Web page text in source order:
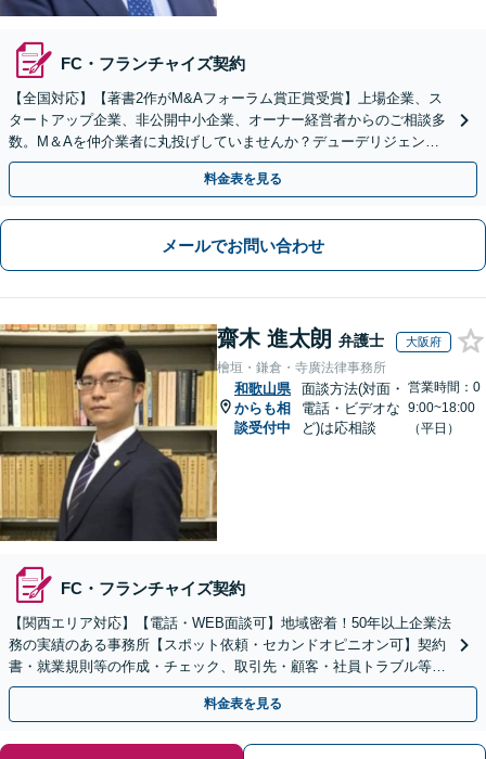
FC・フランチャイズ契約
【全国対応】【著書2作がM&Aフォーラム賞正賞受賞】上場企業、ス
タートアップ企業、非公開中小企業、オーナー経営者からのご相談多
数。M＆Aを仲介業者に丸投げしていませんか？デューデリジェンス
や契約書作成・交渉はお任せください【初回無料】
料金表を見る
メールでお問い合わせ
齋木 進太朗 弁護士 大阪府
檜垣・鎌倉・寺廣法律事務所
和歌山県
からも相
談受付中
面談方法(対面・
電話・ビデオな
ど)は応相談
営業時間：0
9:00~18:00
（平日）
FC・フランチャイズ契約
【関西エリア対応】【電話・WEB面談可】地域密着！50年以上企業法
務の実績のある事務所【スポット依頼・セカンドオピニオン可】契約
書・就業規則等の作成・チェック、取引先・顧客・社員トラブル等、
お気軽にご相談ください【事前予約で休日・夜間対応】
料金表を見る